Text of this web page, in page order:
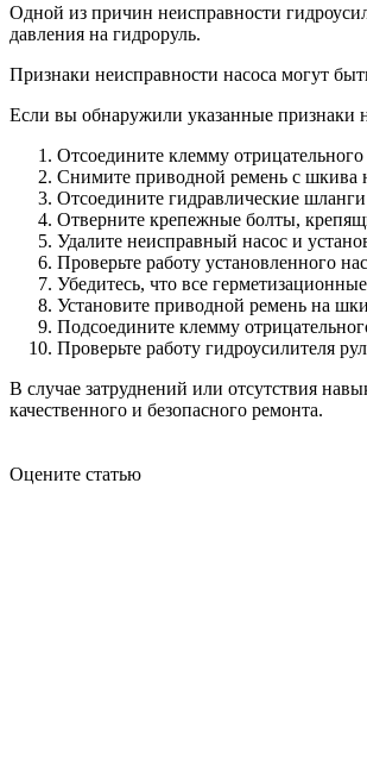
Одной из причин неисправности
давления на гидроруль.
Признаки неисправности насоса могут
Если вы обнаружили указанные признаки
Отсоедините клемму
Снимите приводной ремень с шкива
Отсоедините гидравлические
Отверните крепежные болты,
Удалите неисправный насос и
Проверьте работу установленного
Убедитесь, что все
Установите приводной ремень на
Подсоедините клемму
Проверьте работу гидроусилителя
В случае затруднений или отсутствия
качественного и безопасного ремонта.
Оцените статью